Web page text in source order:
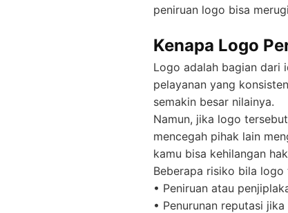
peniruan logo bisa
Kenapa Logo
Logo adalah bagian dari
pelayanan yang
semakin besar nilainya.
Namun, jika logo
mencegah pihak lain
kamu bisa kehilangan
Beberapa risiko bila
• Peniruan atau
• Penurunan reputasi